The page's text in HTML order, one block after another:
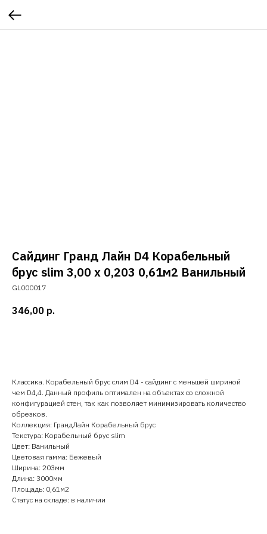
Сайдинг Гранд Лайн D4 Корабельный
брус slim 3,00 х 0,203 0,61м2 Ванильный
GL000017
346,00 р.
Классика. Корабельный брус слим D4 - сайдинг с меньшей шириной
чем D4,4. Данный профиль оптимален на объектах со сложной
конфигурацией стен, так как позволяет минимизировать количество
обрезков.
Коллекция: ГрандЛайн Корабельный брус
Текстура: Корабельный брус slim
Цвет: Ванильный
Цветовая гамма: Бежевый
Ширина: 203мм
Длина: 3000мм
Площадь: 0,61м2
Статус на складе: в наличии